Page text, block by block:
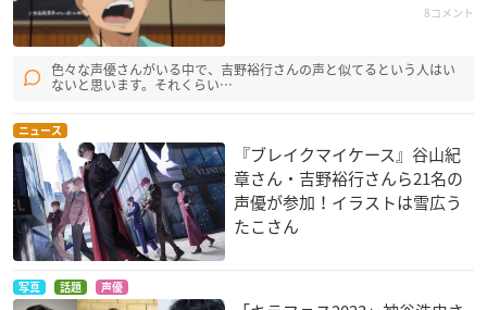
語
沢渡裕介
藤堂平助
もっと To LOVEる -
とらぶる-
ぬらりひょんの孫
牛頭丸
8コメント
色々な声優さんがいる中で、吉野裕行さんの声と似てるという人はい
ないと思います。それくらい…
ニュース
『ブレイクマイケース』谷山紀
章さん・吉野裕行さんら21名の
声優が参加！イラストは雪広う
たこさん
写真 話題 声優